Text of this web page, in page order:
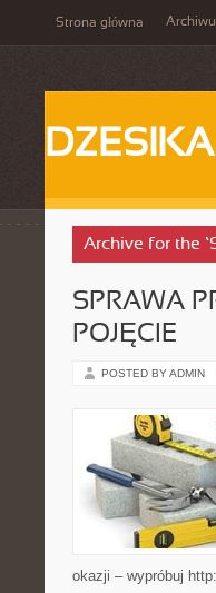
Strona główna
DZESIKA
Archive for the
SPRAWA
POJĘCIE
POSTED BY ADMIN
okazji – wypróbuj